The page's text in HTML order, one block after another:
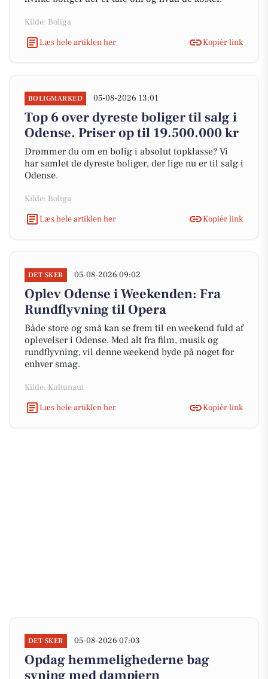
Kilde: Boliga
Læs hele artiklen her
Kopiér link
BOLIGMARKED 05-08-2026 13:01
Top 6 over dyreste boliger til salg i
Odense. Priser op til 19.500.000 kr
Drømmer du om en bolig i absolut topklasse? Vi
har samlet de dyreste boliger, der lige nu er til salg i
Odense.
Kilde: Boliga
Læs hele artiklen her
Kopiér link
DET SKER 05-08-2026 09:02
Oplev Odense i Weekenden: Fra
Rundflyvning til Opera
Både store og små kan se frem til en weekend fuld af
oplevelser i Odense. Med alt fra film, musik og
rundflyvning, vil denne weekend byde på noget for
enhver smag.
Kilde: Kultunaut
Læs hele artiklen her
Kopiér link
DET SKER 05-08-2026 07:03
Opdag hemmelighederne bag
syning med dampjern